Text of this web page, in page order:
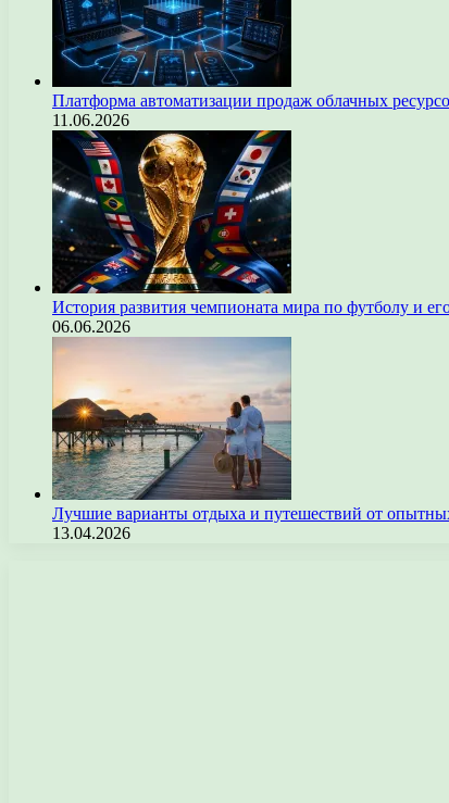
Платформа автоматизации продаж облачных
11.06.2026
История развития чемпионата мира по футболу и
06.06.2026
Лучшие варианты отдыха и путешествий от
13.04.2026